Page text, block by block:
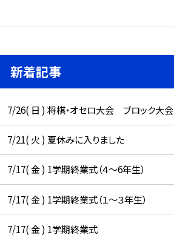
新着記事
7/26( 日 ) 将棋・オセロ大会 ブロック大会
7/21( 火 ) 夏休みに入りました
7/17( 金 ) 1学期終業式（４～6年生）
7/17( 金 ) 1学期終業式（１～３年生）
7/17( 金 ) 1学期終業式